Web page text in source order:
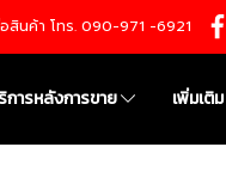
นค้า โทร. 090-971 -6921
การหลังการขาย เพิ่มเติม